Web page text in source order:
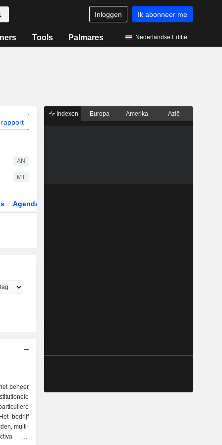
Inloggen Ik abonneer me
Tools Palmares Nederlandse Editie
AN
MT
Agenda
beheer
bedrijf
multi-
en
Indexen Europa Amerika Azië